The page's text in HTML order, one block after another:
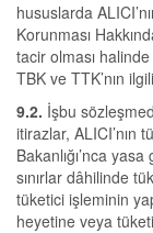
hususlarda
Korunması
tacir olması
TBK ve TTK’nın
9.2. İşbu
itirazlar, ALICI’nın
Bakanlığı’nca
sınırlar dâhilinde
tüketici işleminin
heyetine veya